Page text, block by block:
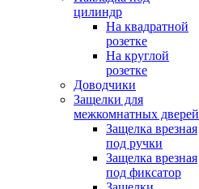
цилиндр
На квадратной
розетке
На круглой
розетке
Доводчики
Защелки для
межкомнатных дверей
Защелка врезная
под ручки
Защелка врезная
под фиксатор